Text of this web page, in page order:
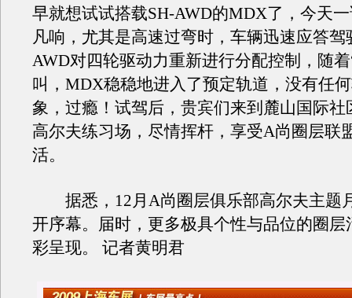
早就想试试搭载SH-AWD的MDX了，今天
凡响，尤其是高速过弯时，车辆迅速应答驾
AWD对四轮驱动力重新进行分配控制，随
叫，MDX稳稳地进入了预定轨道，没有任
象，过瘾！试驾后，贵宾们来到麓山国际社
高尔夫练习场，尽情挥杆，享受A尚圈层联
活。
据悉，12月A尚圈层俱乐部高尔夫主题
开序幕。届时，更多极具个性与品位的圈层
彩呈现。 记者黄明君